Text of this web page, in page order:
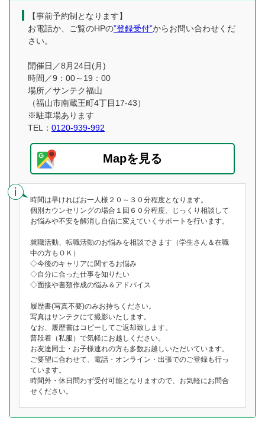
【事前予約制となります】
お電話か、ご覧のHPの”登録受付”からお問い合わせくだ
さい。
開催日／8月24日(月)
時間／9：00～19：00
場所／サンテク福山
（福山市南蔵王町4丁目17-43）
※駐車場あります
TEL： 0120-939-992
Mapを見る
時間は早ければお一人様２０～３０分程度となります。
個別カウンセリングの場合１回６０分程度、じっくり相談して
お悩みや不安を解消し自信に変えていくサポートを行います。
就職活動、転職活動のお悩みを相談できます（学生さん＆在職
中の方もＯＫ）
◇今後のキャリアに関するお悩み
◇自分に合った仕事を知りたい
◇面接や書類作成の悩み＆アドバイス
履歴書(写真不要)のみお持ちください。
写真はサンテクにて撮影いたします。
なお、履歴書はコピーしてご返却致します。
普段着（私服）で気軽にお越しください。
お友達同士・お子様連れの方も多数お越しいただいています。
ご要望に合わせて、電話・オンライン・出張でのご登録も行っ
ています。
時間外・休日問わず受付可能となりますので、お気軽にお問合
せください。